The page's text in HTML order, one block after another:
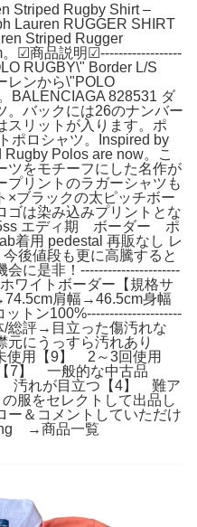
Striped Rugby Shirt –
Lauren RUGGER SHIRT
Striped Rugger
☑︎商品説明☑︎------------------
RUGBY\" Border L/S
レンから\"POLO
BALENCIAGA 828531 ダ
。バックには26のナンバー
スリットが入ります。ポ
ポロシャツ。Inspired by
Polos are now。こ
ツをモチーフにした名作が
プリントのラガーシャツも
×ブラックの太ピッチボー
ゴは染み込みプリントとな
エディ期 ボーダー ポ
着用 pedestal 再販なし レ
後値段も更に高騰すると
に是非！----------------------
ワイトボーダー【規格サ
肩幅→46.5cm身幅
トン100%---------------------
/総評→目立った傷汚れな
元にうっすら汚れあり
使用【9】 2～3回使用
7】 一般的な中古品
汚れが目立つ【4】 難ア
服をセレクトして出品し
ー＆コメントしていただけ
→商品一覧